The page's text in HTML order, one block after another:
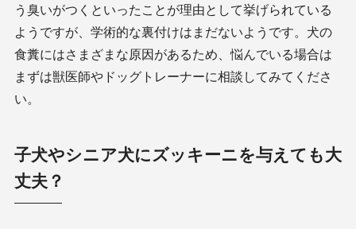
う臭いがつくといったことが理由として挙げられている
ようですが、学術的な裏付けはまだないようです。犬の
食糞にはさまざまな原因があるため、悩んでいる場合は
まずは獣医師やドッグトレーナーに相談してみてくださ
い。
子犬やシニア犬にズッキーニを与えても大
丈夫？